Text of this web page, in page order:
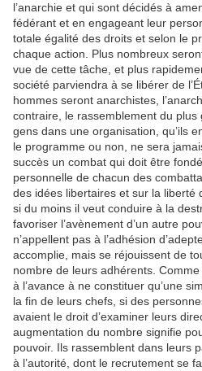
l’anarchie et qui sont décidés à
fédérant et en engageant leur
totale égalité des droits et selon le
chaque action. Plus nombreux
vue de cette tâche, et plus
société parviendra à se libérer de
hommes seront anarchistes,
contraire, le rassemblement du
gens dans une organisation, qu’ils
le programme ou non, ne sera
succès un combat qui doit être
personnelle de chacun des
des idées libertaires et sur la liberté
si du moins il veut conduire à la
favoriser l’avènement d’un autre
n’appellent pas à l’adhésion
accomplie, mais se réjouissent de
nombre de leurs adhérents.
à l’avance à ne constituer qu’une
la fin de leurs chefs, si des
avaient le droit d’examiner leurs
augmentation du nombre signifie
pouvoir. Ils rassemblent dans leurs
à l’autorité, dont le recrutement se